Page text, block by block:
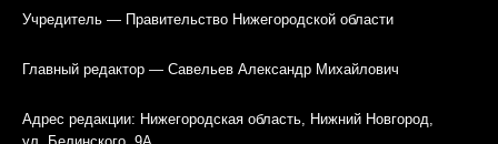
Учредитель — Правительство Нижегородской области
Главный редактор — Савельев Александр Михайлович
Адрес редакции: Нижегородская область, Нижний Новгород,